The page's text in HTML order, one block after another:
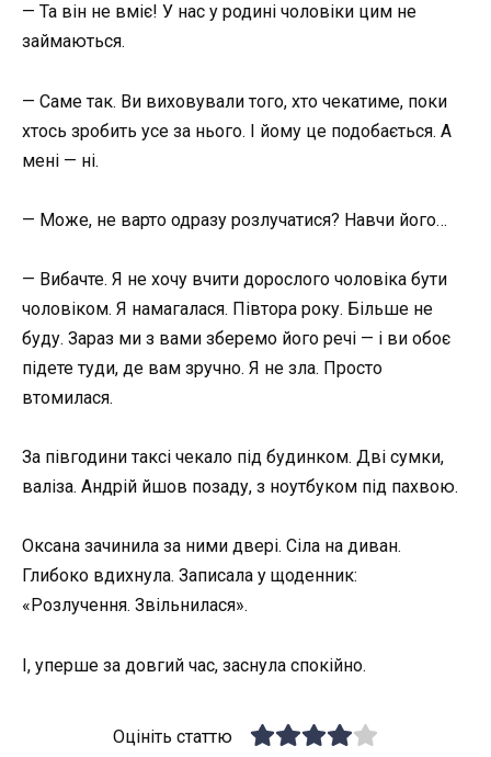
— Та він не вміє! У нас у родині чоловіки цим не
займаються.
— Саме так. Ви виховували того, хто чекатиме, поки
хтось зробить усе за нього. І йому це подобається. А
мені — ні.
— Може, не варто одразу розлучатися? Навчи його…
— Вибачте. Я не хочу вчити дорослого чоловіка бути
чоловіком. Я намагалася. Півтора року. Більше не
буду. Зараз ми з вами зберемо його речі — і ви обоє
підете туди, де вам зручно. Я не зла. Просто
втомилася.
За півгодини таксі чекало під будинком. Дві сумки,
валіза. Андрій йшов позаду, з ноутбуком під пахвою.
Оксана зачинила за ними двері. Сіла на диван.
Глибоко вдихнула. Записала у щоденник:
«Розлучення. Звільнилася».
І, уперше за довгий час, заснула спокійно.
Оцініть статтю